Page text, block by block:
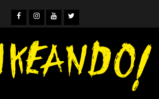
Facebook
Instagram
YouTube
Twitter